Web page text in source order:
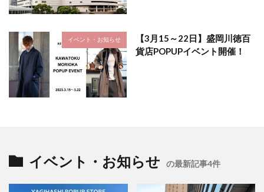
イベント・お知らせ
【3月15～22日】盛岡川徳百
貨店POPUPイベント開催！
イベント・お知らせ の最新記事4件